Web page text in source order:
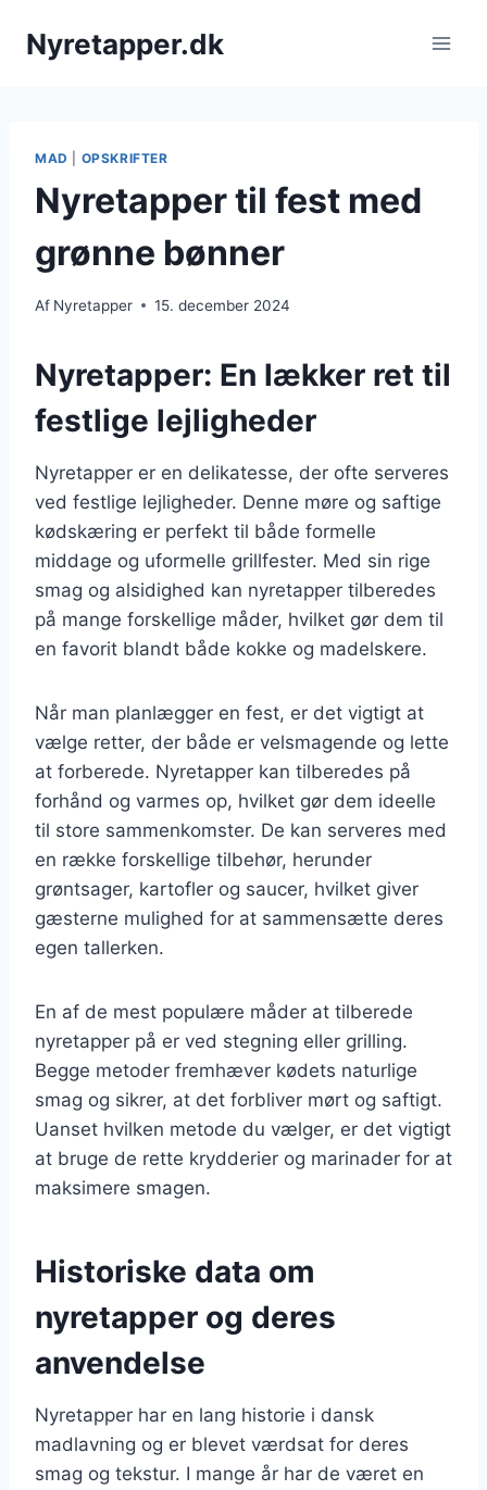
Nyretapper.dk
MAD OPSKRIFTER
Nyretapper til fest med
grønne bønner
Af Nyretapper 15. december 2024
Nyretapper: En lækker ret til
festlige lejligheder
Nyretapper er en delikatesse, der ofte serveres
ved festlige lejligheder. Denne møre og saftige
kødskæring er perfekt til både formelle
middage og uformelle grillfester. Med sin rige
smag og alsidighed kan nyretapper tilberedes
på mange forskellige måder, hvilket gør dem til
en favorit blandt både kokke og madelskere.
Når man planlægger en fest, er det vigtigt at
vælge retter, der både er velsmagende og lette
at forberede. Nyretapper kan tilberedes på
forhånd og varmes op, hvilket gør dem ideelle
til store sammenkomster. De kan serveres med
en række forskellige tilbehør, herunder
grøntsager, kartofler og saucer, hvilket giver
gæsterne mulighed for at sammensætte deres
egen tallerken.
En af de mest populære måder at tilberede
nyretapper på er ved stegning eller grilling.
Begge metoder fremhæver kødets naturlige
smag og sikrer, at det forbliver mørt og saftigt.
Uanset hvilken metode du vælger, er det vigtigt
at bruge de rette krydderier og marinader for at
maksimere smagen.
Historiske data om
nyretapper og deres
anvendelse
Nyretapper har en lang historie i dansk
madlavning og er blevet værdsat for deres
smag og tekstur. I mange år har de været en